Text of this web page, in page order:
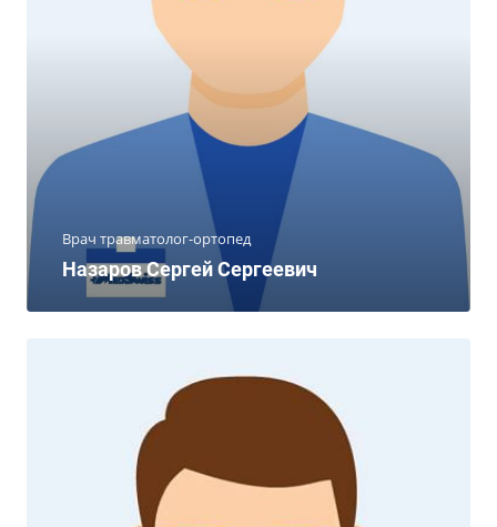
Врач травматолог-ортопед
Назаров Сергей Сергеевич